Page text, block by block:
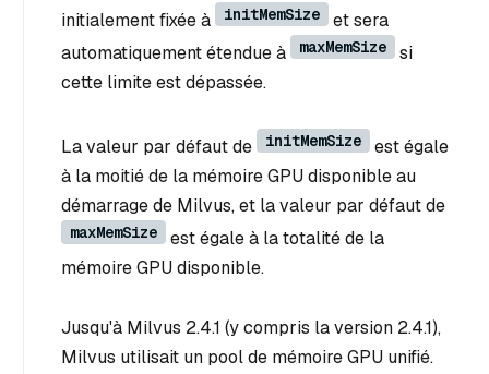
initialement fixée à
initMemSize
et sera
automatiquement étendue à
maxMemSize
si
cette limite est dépassée.
La valeur par défaut de initMemSize
est égale
à la moitié de la mémoire GPU disponible au
démarrage de Milvus, et la valeur par défaut de
maxMemSize
est égale à la totalité de la
mémoire GPU disponible.
Jusqu'à Milvus 2.4.1 (y compris la version 2.4.1),
Milvus utilisait un pool de mémoire GPU unifié.